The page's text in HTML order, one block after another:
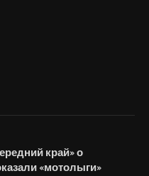
край» о
«мотолыги»